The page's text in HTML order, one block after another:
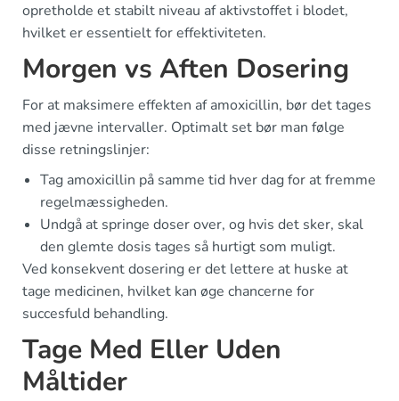
opretholde et stabilt niveau af aktivstoffet i blodet,
hvilket er essentielt for effektiviteten.
Morgen vs Aften Dosering
For at maksimere effekten af amoxicillin, bør det tages
med jævne intervaller. Optimalt set bør man følge
disse retningslinjer:
Tag amoxicillin på samme tid hver dag for at fremme
regelmæssigheden.
Undgå at springe doser over, og hvis det sker, skal
den glemte dosis tages så hurtigt som muligt.
Ved konsekvent dosering er det lettere at huske at
tage medicinen, hvilket kan øge chancerne for
succesfuld behandling.
Tage Med Eller Uden
Måltider